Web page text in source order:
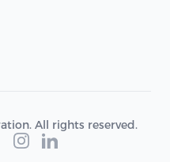
All rights reserved.